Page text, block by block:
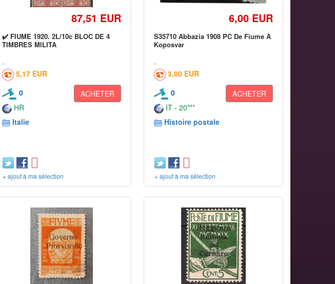
87,51 EUR
✔️ FIUME 1920. 2L/10c BLOC DE 4
TIMBRES MILITA
5,17 EUR
0
ACHETER
HR
Italie
+ ajout à ma sélection
6,00 EUR
S35710 Abbazia 1908 PC De Fiume À
Koposvar
3,00 EUR
0
ACHETER
IT - 20***
Histoire postale
+ ajout à ma sélection